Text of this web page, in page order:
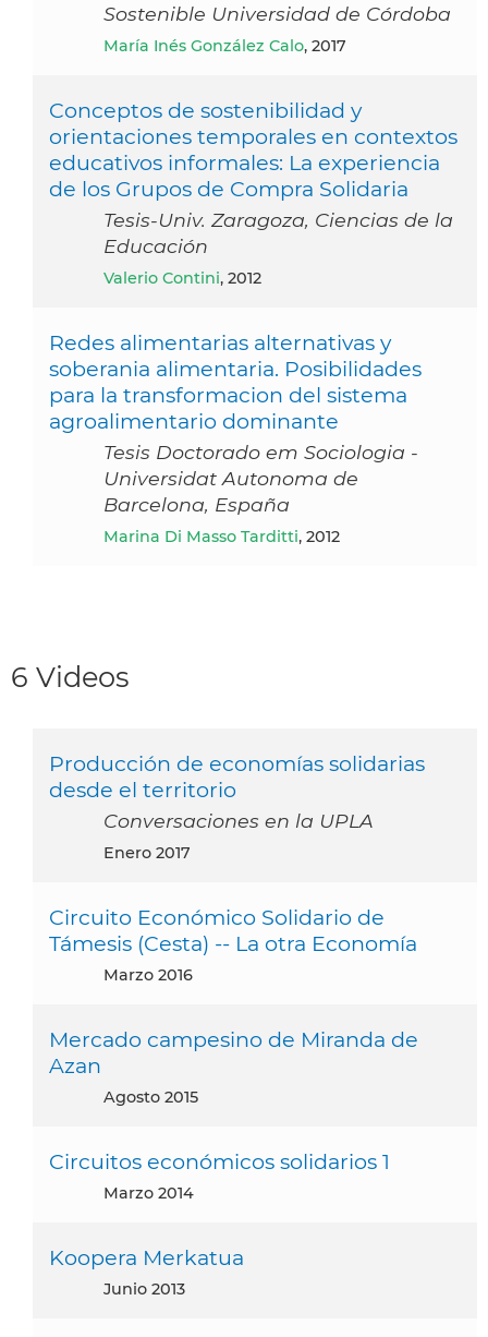
Sostenible Universidad de Córdoba
María Inés González Calo, 2017
Conceptos de sostenibilidad y
orientaciones temporales en contextos
educativos informales: La experiencia
de los Grupos de Compra Solidaria
Tesis-Univ. Zaragoza, Ciencias de la
Educación
Valerio Contini, 2012
Redes alimentarias alternativas y
soberania alimentaria. Posibilidades
para la transformacion del sistema
agroalimentario dominante
Tesis Doctorado em Sociologia -
Universidat Autonoma de
Barcelona, España
Marina Di Masso Tarditti, 2012
6 Videos
Producción de economías solidarias
desde el territorio
Conversaciones en la UPLA
enero 2017
Circuito Económico Solidario de
Támesis (Cesta) -- La otra Economía
marzo 2016
Mercado campesino de Miranda de
Azan
agosto 2015
Circuitos económicos solidarios 1
marzo 2014
Koopera Merkatua
junio 2013